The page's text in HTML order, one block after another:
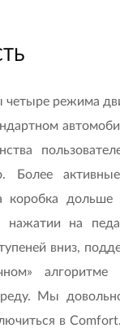
четыре режима
Более
коробка дольше
на
вниз,
алгоритме
Мы
в